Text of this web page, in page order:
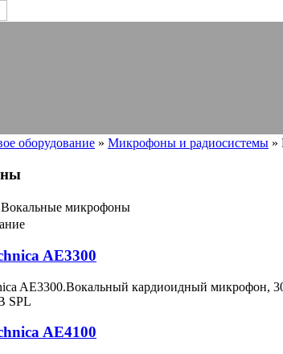
оборудование » Микрофоны и радиосистемы »
Вокальные микрофоны
AE3300
AE3300.Вокальный кардиоидный микрофон,
SPL
AE4100